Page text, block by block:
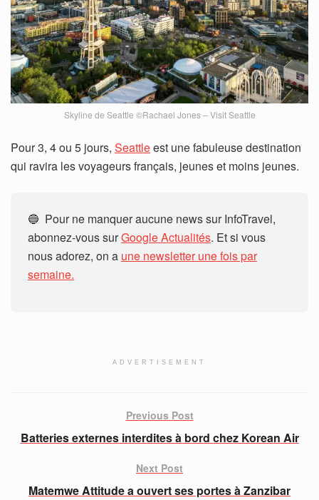
Skyline de Seattle ©Rachael Jones – Visit Seattle
Pour 3, 4 ou 5 jours, Seattleest une fabuleuse destination
qui ravira les voyageurs français, jeunes et moins jeunes.
🔵 Pour ne manquer aucune news sur InfoTravel,
abonnez-vous surGoogle Actualités. Et si vous
nous adorez, on a une newsletter une fois par
semaine.
ADVERTISEMENT
Previous Post
Batteries externes interdites à bord chez Korean Air
Next Post
Matemwe Attitude a ouvert ses portes à Zanzibar